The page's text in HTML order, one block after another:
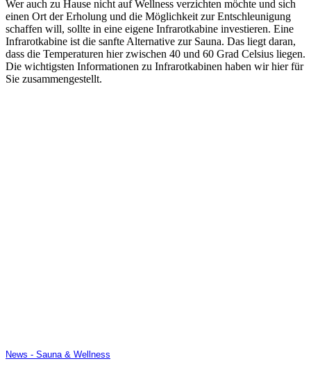
Wer auch zu Hause nicht auf Wellness verzichten möchte und sich
einen Ort der Erholung und die Möglichkeit zur Entschleunigung
schaffen will, sollte in eine eigene Infrarotkabine investieren. Eine
Infrarotkabine ist die sanfte Alternative zur Sauna. Das liegt daran,
dass die Temperaturen hier zwischen 40 und 60 Grad Celsius liegen.
Die wichtigsten Informationen zu Infrarotkabinen haben wir hier für
Sie zusammengestellt.
News - Sauna & Wellness